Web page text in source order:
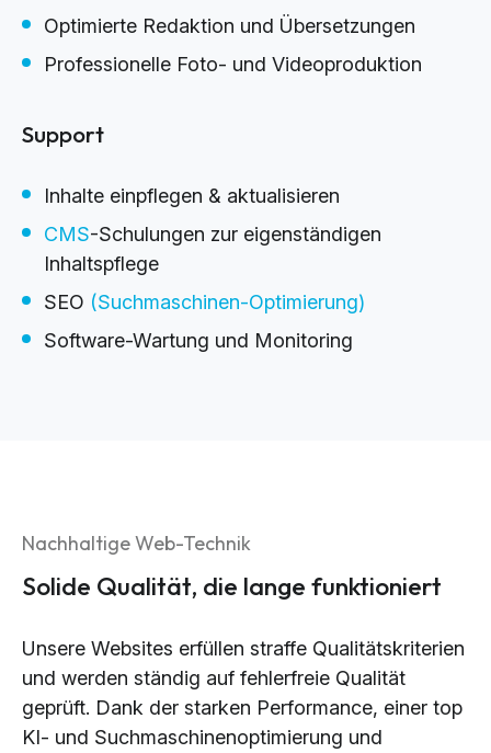
Optimierte Redaktion und Übersetzungen
Professionelle Foto- und Videoproduktion
Support
Inhalte einpflegen & aktualisieren
CMS-Schulungen zur eigenständigen
Inhaltspflege
SEO (Suchmaschinen-Optimierung)
Software-Wartung und Monitoring
Nachhaltige Web-Technik
Solide Qualität, die lange funktioniert
Unsere Websites erfüllen straffe Qualitätskriterien
und werden ständig auf fehlerfreie Qualität
geprüft. Dank der starken Performance, einer top
KI- und Suchmaschinenoptimierung und